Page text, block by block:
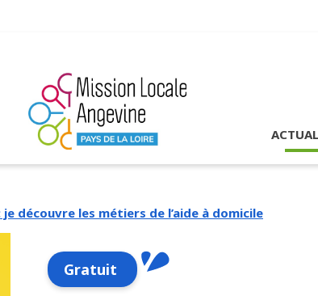
découvre les métiers de l’aide à domicile
Gratuit